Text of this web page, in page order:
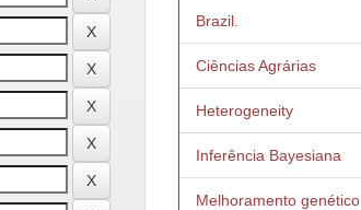
Brazil.
Ciências Agrárias
Heterogeneity
Inferência Bayesiana
Melhoramento genético